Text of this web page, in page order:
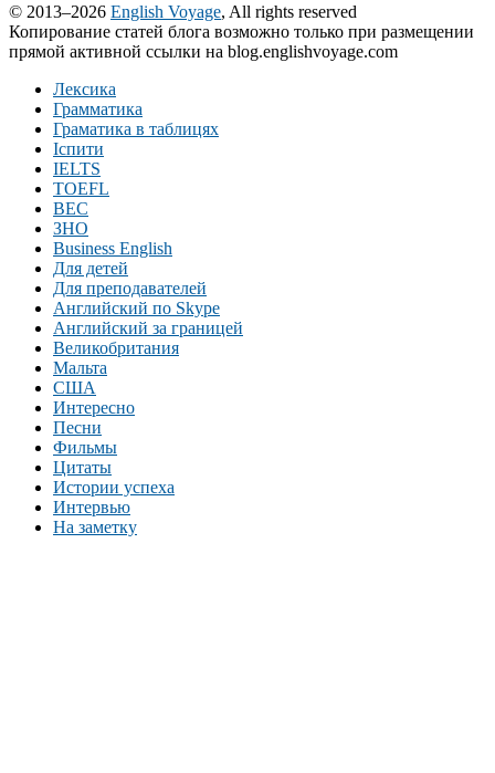
© 2013–2026 English Voyage, All rights reserved
Копирование статей блога возможно только при размещении
прямой активной ссылки на blog.englishvoyage.com
Лексика
Грамматика
Граматика в таблицях
Іспити
IELTS
TOEFL
BEC
ЗНО
Business English
Для детей
Для преподавателей
Английский по Skype
Английский за границей
Великобритания
Мальта
США
Интересно
Песни
Фильмы
Цитаты
Истории успеха
Интервью
На заметку